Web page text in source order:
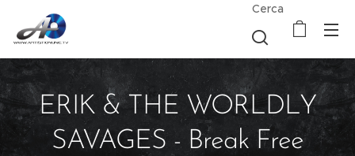
Cerca
ERIK & THE WORLDLY
SAVAGES - Break Free